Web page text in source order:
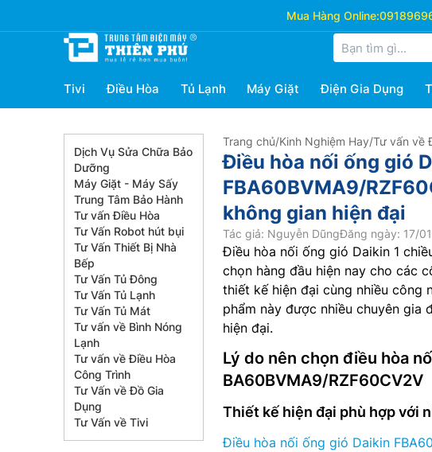
Mua Hàng Online:
Tivi Điều Hòa Tủ Lạnh Máy Giặt Điện Gia Dụng
Dịch Vụ Sửa Chữa Bảo
Dưỡng
Máy Giặt - Máy Sấy
Trung Tâm Bảo Hành
Tư vấn Điều Hòa
Tư Vấn Robot hút bụi
Tư Vấn Thiết Bị Nhà
Bếp
Tư Vấn Tủ Đông
Tư Vấn Tủ Lạnh
Tư Vấn Tủ Mát
Tư vấn về Bình Nóng
Lạnh
Tư vấn về Điều Hòa
Công Trình
Tư Vấn về Đồ Gia
Dụng
Tư Vấn về Tivi
Trang chủ/Kinh Nghiệm Hay/Tư vấn về
Điều hòa nối ống gió
FBA60BVMA9/
không gian hiện đại
Tác giả: Nguyễn DũngĐăng ngày: 17/
Điều hòa nối ống gió Daikin 1
chọn hàng đầu hiện nay cho các
thiết kế hiện đại cùng nhiều công
phẩm này được nhiều chuyên gia
hiện đại.
Lý do nên chọn điều hòa
BA60BVMA9/RZF60CV2V
Thiết kế hiện đại phù hợp với
Điều hòa nối ống gió Daikin